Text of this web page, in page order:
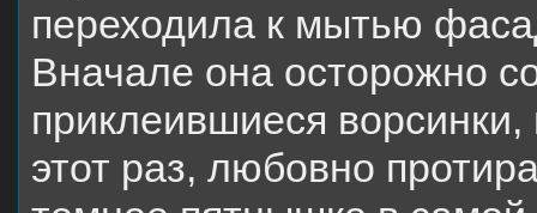
переходила к мытью
Вначале она осторожно
приклеившиеся
этот раз, любовно